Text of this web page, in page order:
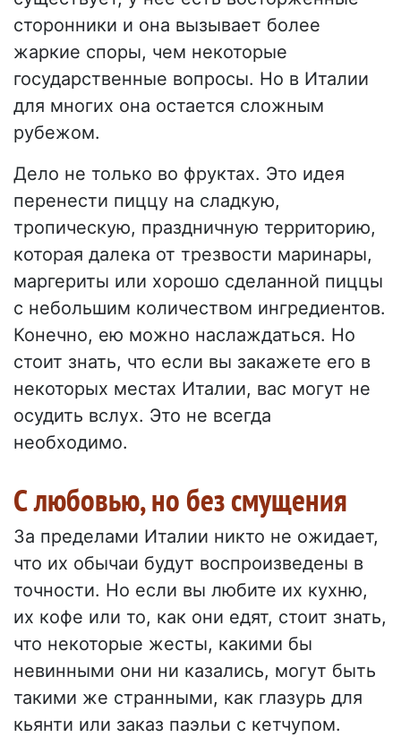
сторонники и она вызывает более
жаркие споры, чем некоторые
государственные вопросы. Но в Италии
для многих она остается сложным
рубежом.
Дело не только во фруктах. Это идея
перенести пиццу на сладкую,
тропическую, праздничную территорию,
которая далека от трезвости маринары,
маргериты или хорошо сделанной пиццы
с небольшим количеством ингредиентов.
Конечно, ею можно наслаждаться. Но
стоит знать, что если вы закажете его в
некоторых местах Италии, вас могут не
осудить вслух. Это не всегда
необходимо.
С любовью, но без смущения
За пределами Италии никто не ожидает,
что их обычаи будут воспроизведены в
точности. Но если вы любите их кухню,
их кофе или то, как они едят, стоит знать,
что некоторые жесты, какими бы
невинными они ни казались, могут быть
такими же странными, как глазурь для
кьянти или заказ паэльи с кетчупом.